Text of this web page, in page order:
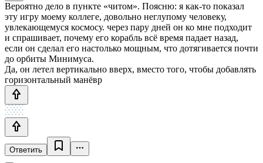
Вероятно дело в пункте «читом». Поясню: я как-то показал
эту игру моему коллеге, довольно неглупому человеку,
увлекающемуся космосу. через пару дней он ко мне подходит
и спрашивает, почему его корабль всё время падает назад,
если он сделал его настолько мощным, что дотягивается почти
до орбиты Минимуса.
Да, он летел вертикально вверх, вместо того, чтобы добавлять
горизонтальный манёвр
Ответить